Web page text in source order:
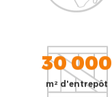
30 000
m² d'entrepôt